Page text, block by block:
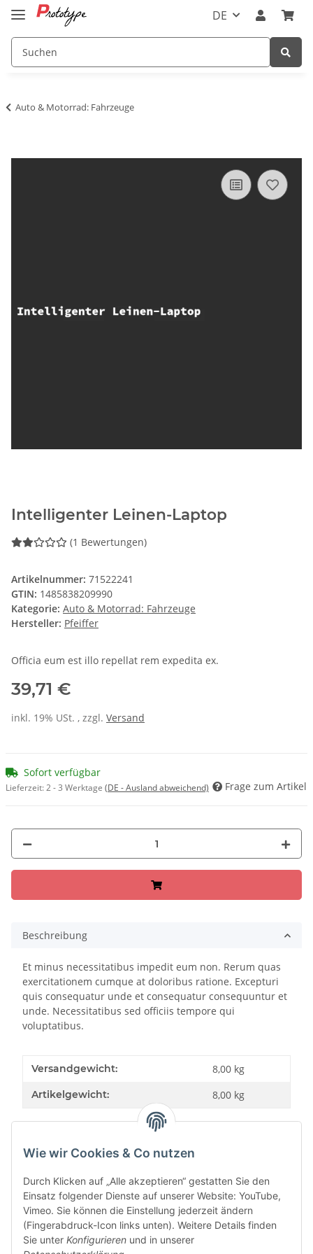
DE
Auto & Motorrad: Fahrzeuge
Intelligenter Leinen-Laptop
(1 Bewertungen)
Artikelnummer: 71522241
GTIN: 1485838209990
Kategorie: Auto & Motorrad: Fahrzeuge
Hersteller: Pfeiffer
Officia eum est illo repellat rem expedita ex.
39,71 €
inkl. 19% USt. , zzgl. Versand
Sofort verfügbar
Lieferzeit:2 - 3 Werktage (DE - Ausland abweichend) Frage zum Artikel
Beschreibung
Et minus necessitatibus impedit eum non. Rerum quas
exercitationem cumque at doloribus ratione. Excepturi
quis consequatur unde et consequatur consequuntur et
unde. Necessitatibus sed officiis tempore qui
voluptatibus.
Versandgewicht: 8,00 kg
Artikelgewicht: 8,00 kg
Bewertungen
Wie wir Cookies & Co nutzen
Durch Klicken auf „Alle akzeptieren“ gestatten Sie den
Einsatz folgender Dienste auf unserer Website: YouTube,
Vimeo. Sie können die Einstellung jederzeit ändern
(Fingerabdruck-Icon links unten). Weitere Details finden
Sie unter Konfigurieren und in unserer